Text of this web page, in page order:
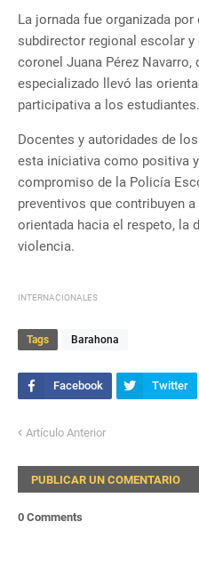
La jornada fue organizada
subdirector regional escolar
coronel Juana Pérez Navarro,
especializado llevó las
participativa a los estudiantes.
Docentes y autoridades de
esta iniciativa como positiva
compromiso de la Policía
preventivos que contribuyen
orientada hacia el respeto, la
violencia.
INTERNACIONALES
Tags Barahona
Artículo Anterior
PUBLICAR UN COMENTARIO
0 Comments